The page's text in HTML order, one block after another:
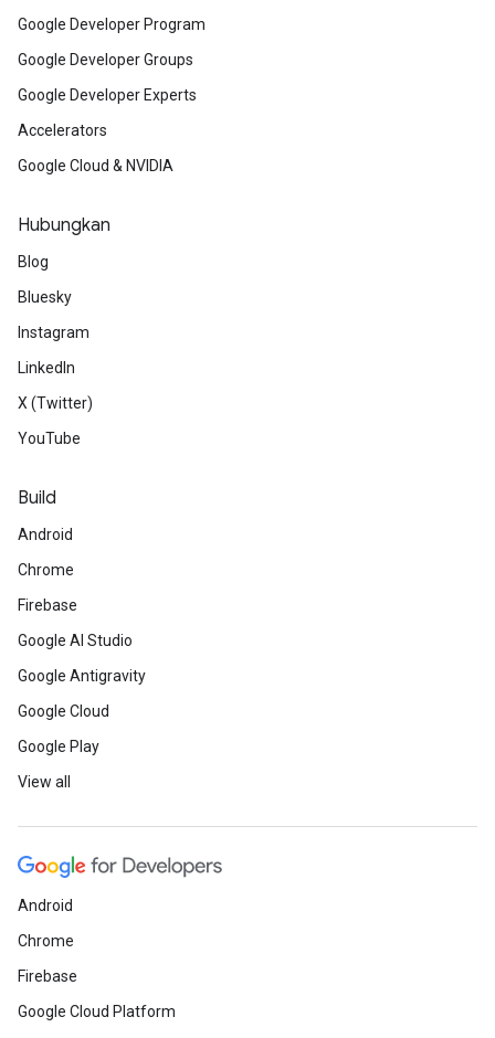
Google Developer Program
Google Developer Groups
Google Developer Experts
Accelerators
Google Cloud & NVIDIA
Hubungkan
Blog
Bluesky
Instagram
LinkedIn
X (Twitter)
YouTube
Build
Android
Chrome
Firebase
Google AI Studio
Google Antigravity
Google Cloud
Google Play
View all
Android
Chrome
Firebase
Google Cloud Platform